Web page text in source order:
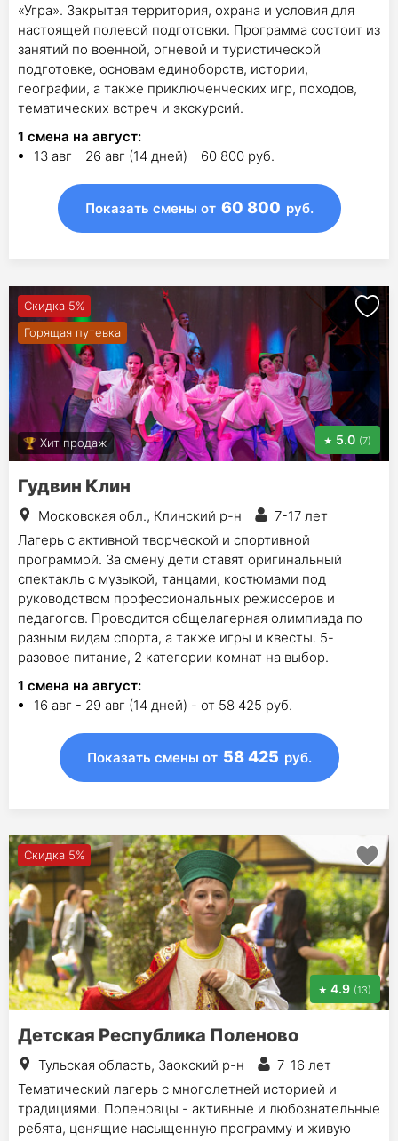
«Угра». Закрытая территория, охрана и условия для
настоящей полевой подготовки. Программа состоит из
занятий по военной, огневой и туристической
подготовке, основам единоборств, истории,
географии, а также приключенческих игр, походов,
тематических встреч и экскурсий.
1 смена на август:
13 авг - 26 авг (14 дней) - 60 800 руб.
Показать смены от 60 800 руб.
Скидка 5%
Горящая путевка
Хит продаж 5.0 (7)
Гудвин Клин
Московская обл., Клинский р-н
7-17 лет
Лагерь с активной творческой и спортивной
программой. За смену дети ставят оригинальный
спектакль с музыкой, танцами, костюмами под
руководством профессиональных режиссеров и
педагогов. Проводится общелагерная олимпиада по
разным видам спорта, а также игры и квесты. 5-
разовое питание, 2 категории комнат на выбор.
1 смена на август:
16 авг - 29 авг (14 дней) - от 58 425 руб.
Показать смены от 58 425 руб.
Скидка 5%
4.9 (13)
Детская Республика Поленово
Тульская область, Заокский р-н
7-16 лет
Тематический лагерь с многолетней историей и
традициями. Поленовцы - активные и любознательные
ребята, ценящие насыщенную программу и живую